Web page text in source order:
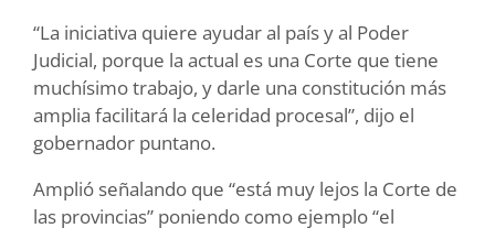
“La iniciativa quiere ayudar al país y al Poder
Judicial, porque la actual es una Corte que tiene
muchísimo trabajo, y darle una constitución más
amplia facilitará la celeridad procesal”, dijo el
gobernador puntano.
Amplió señalando que “está muy lejos la Corte de
las provincias” poniendo como ejemplo “el